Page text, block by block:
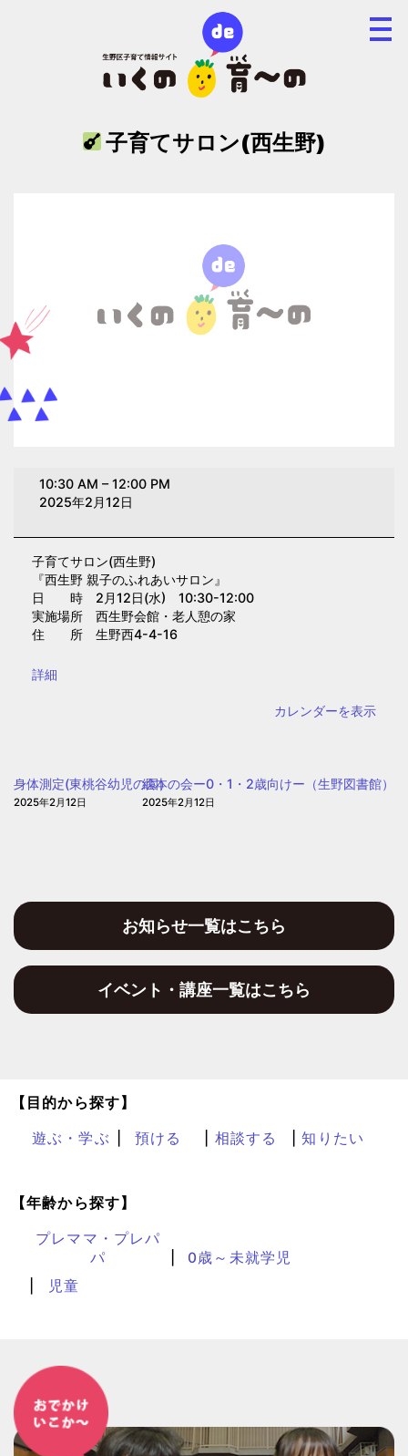
子育てサロン(西生野)
10:30 AM –12:00 PM
2025年2月12日
子育てサロン(西生野)
『西生野 親子のふれあいサロン』
日 時 2月12日(水) 10:30-12:00
実施場所 西生野会館・老人憩の家
住 所 生野西4-4-16
{title}
詳細
カレンダーを表示
身体測定(東桃谷幼児の園）
2025年2月12日
絵本の会ー0・1・2歳向けー（生野図書館）
2025年2月12日
お知らせ一覧はこちら
イベント・講座一覧はこちら
【目的から探す】
遊ぶ・学ぶ 預ける 相談する 知りたい
【年齢から探す】
プレママ・プレパ
パ
0歳～未就学児
児童